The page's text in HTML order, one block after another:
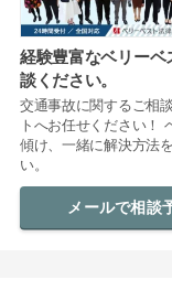
経験豊富なベリーベ
談ください。
交通事故に関するご相
トへお任せください！
傾け、一緒に解決方法
い。
メールで相談